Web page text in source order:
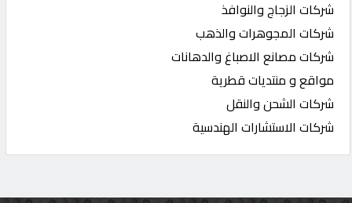
شركات الزجاج والنوافذ
شركات المجوهرات والذهب
شركات مصانع الاصباغ والدهانات
مواقع و منتديات قطرية
شركات الشحن والنقل
شركات الاستشارات الهندسية